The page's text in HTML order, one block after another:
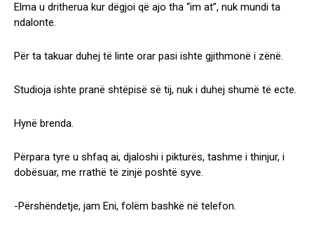
Elma u dritherua kur dëgjoi që ajo tha “im at”, nuk mundi ta
ndalonte.
Për ta takuar duhej të linte orar pasi ishte gjithmonë i zënë.
Studioja ishte pranë shtëpisë së tij, nuk i duhej shumë të ecte.
Hynë brenda.
Përpara tyre u shfaq ai, djaloshi i pikturës, tashme i thinjur, i
dobësuar, me rrathë të zinjë poshtë syve.
-Përshëndetje, jam Eni, folëm bashkë në telefon.